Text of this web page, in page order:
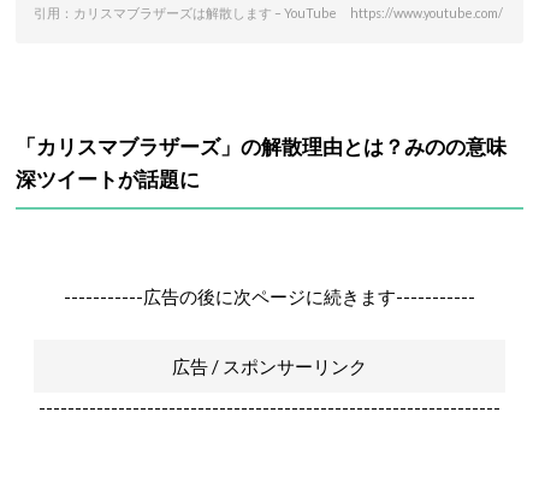
引用：カリスマブラザーズは解散します – YouTube https://www.youtube.com/
「カリスマブラザーズ」の解散理由とは？みのの意味
深ツイートが話題に
-----------広告の後に次ページに続きます-----------
広告 / スポンサーリンク
----------------------------------------------------------------